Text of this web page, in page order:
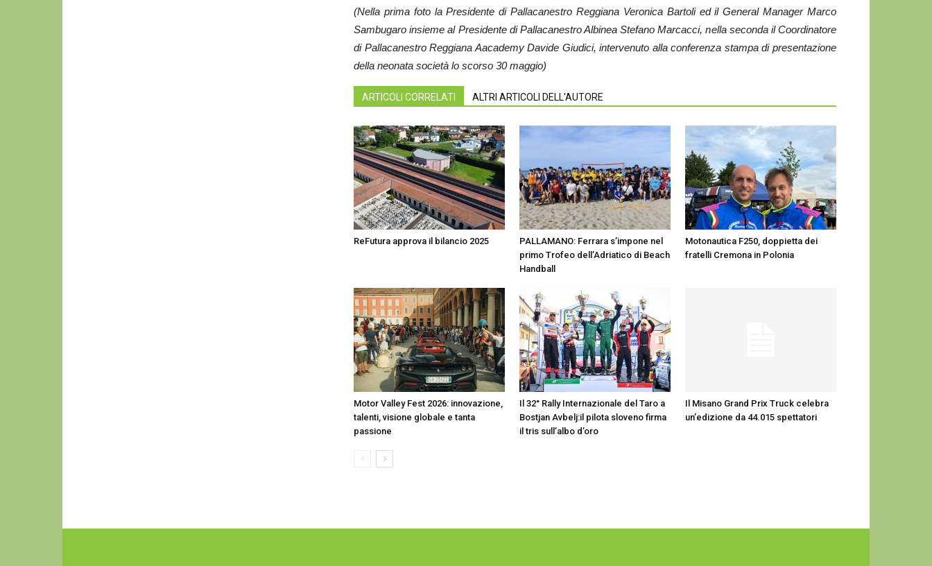
(Nella prima foto la Presidente di Pallacanestro Reggiana Veronica Bartoli ed il General Manager Marco
Sambugaro insieme al Presidente di Pallacanestro Albinea Stefano Marcacci, nella seconda il Coordinatore
di Pallacanestro Reggiana Aacademy Davide Giudici, intervenuto alla conferenza stampa di presentazione
della neonata società lo scorso 30 maggio)
ARTICOLI CORRELATI ALTRI ARTICOLI DELL'AUTORE
ReFutura approva il bilancio 2025
PALLAMANO: Ferrara s’impone nel
primo Trofeo dell’Adriatico di Beach
Handball
Motonautica F250, doppietta dei
fratelli Cremona in Polonia
Motor Valley Fest 2026: innovazione,
talenti, visione globale e tanta
passione
Il 32° Rally Internazionale del Taro a
Bostjan Avbelj:il pilota sloveno firma
il tris sull’albo d’oro
Il Misano Grand Prix Truck celebra
un’edizione da 44.015 spettatori